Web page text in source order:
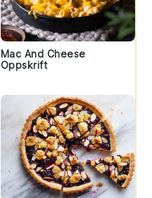
Mac And Cheese
Oppskrift